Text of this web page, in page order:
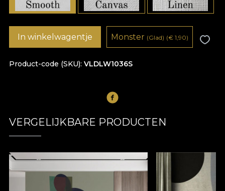
Product-code (SKU) VLDLW1036S
In winkelwagentje Monster (Glad) (€ 1,90)
VERGELIJKBARE PRODUCTEN